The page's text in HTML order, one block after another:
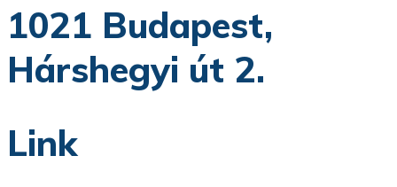
1021 Budapest,
Hárshegyi út 2.
Link